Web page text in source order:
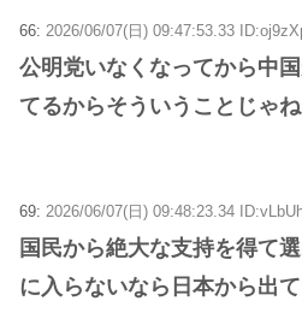
66: 2026/06/07(日) 09:47:53.33
公明党いなくなってから中
てるからそういうことじゃね
69: 2026/06/07(日) 09:48:23.34
国民から絶大な支持を得て
に入らないなら日本から出